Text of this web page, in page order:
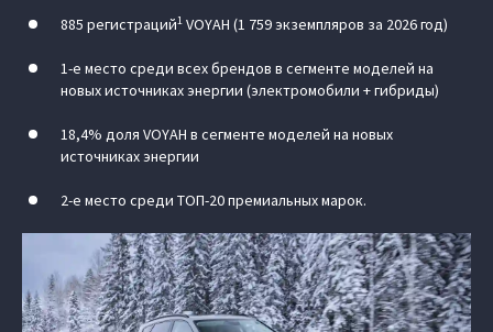
885 регистраций1 VOYAH (1 759 экземпляров за 2026 год)
1-е место среди всех брендов в сегменте моделей на
новых источниках энергии (электромобили + гибриды)
18,4% доля VOYAH в сегменте моделей на новых
источниках энергии
2-е место среди ТОП-20 премиальных марок.